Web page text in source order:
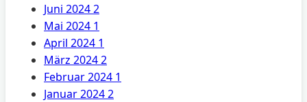
Juni 20242
Mai 2024 1
April 2024 1
März 20242
Februar 2024 1
Januar 20242